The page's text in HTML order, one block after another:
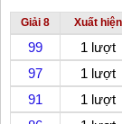
Giải 8 Xuất hiện
99 1 lượt
97
1 lượt
91
1 lượt